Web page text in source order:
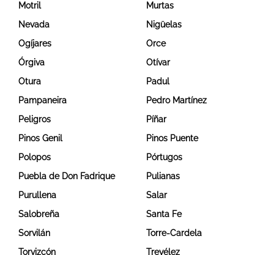
Motril
Murtas
Nevada
Nigüelas
Ogíjares
Orce
Órgiva
Otívar
Otura
Padul
Pampaneira
Pedro Martínez
Peligros
Píñar
Pinos Genil
Pinos Puente
Polopos
Pórtugos
Puebla de Don Fadrique
Pulianas
Purullena
Salar
Salobreña
Santa Fe
Sorvilán
Torre-Cardela
Torvizcón
Trevélez